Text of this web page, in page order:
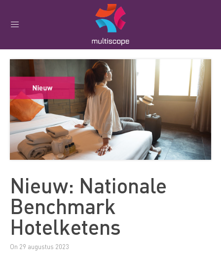
Nieuw: Nationale
Benchmark
Hotelketens
On 29 augustus 2023